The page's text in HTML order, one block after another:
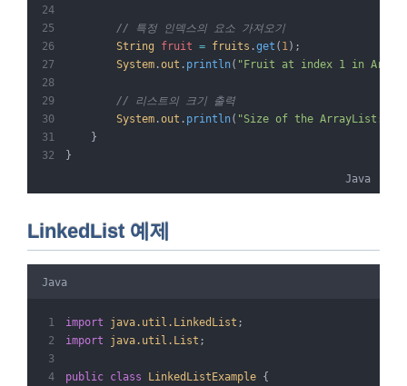
// 특정 인덱스의 요소 가져오기
String
fruit = fruits .get ( 1);
System .out . println( "Fruit at index 1 in
// 리스트의 크기 출력
System .out . println( "Size of the ArrayList: "
    }
}
Java
LinkedList 예제
Java
import java.util.LinkedList ;
import
java.util.List ;
public class LinkedListExample {